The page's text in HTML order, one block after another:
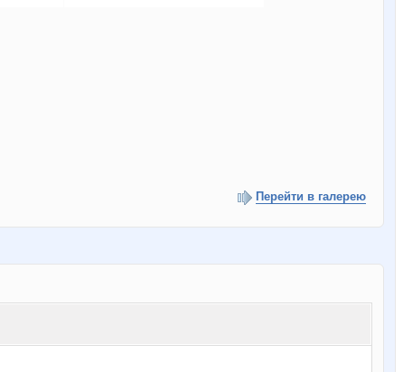
Перейти в галерею